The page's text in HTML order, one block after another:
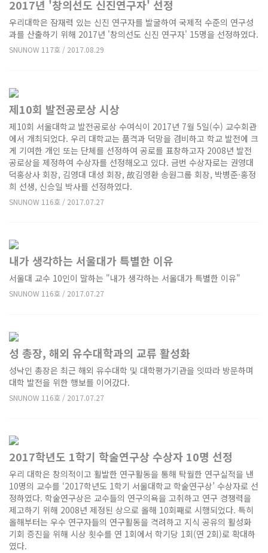
2017년 '창의선도 신진연구자' 선정
우리대학은 잠재력 있는 신진 연구자를 발굴하여 국제적 수준의 연구성
과를 산출하기 위해 2017년 '창의선도 신진 연구자' 15명을 선정하였다.
SNUNOW 117호 / 2017.08.29
제10회 발전공로상 시상
제10회 서울대학교 발전공로상 수여식이 2017년 7월 5일(수) 교수회관
에서 개최되었다. 우리 대학교는 품격과 덕망을 겸비하고 학교 발전에 크
게 기여한 개인 또는 단체를 선정하여 공로를 표창하고자 2008년 발전
공로상을 제정하여 수상자를 선정해오고 있다. 금번 수상자로는 권영대
덕홍상사 회장, 김영대 대성 회장, 故김영환 송원그룹 회장, 박병준·홍정
희 선생, 신승일 박사를 선정하였다.
SNUNOW 116호 / 2017.07.27
내가 생각하는 서울대가 특별한 이유
서울대 교수 10인이 말하는 "내가 생각하는 서울대가 특별한 이유"
SNUNOW 116호 / 2017.07.27
성 총장, 해외 유수대학과의 교류 활성화
성낙인 총장은 최근 해외 유수대학 및 대학평가기관을 잇따라 방문하며
대학 발전을 위한 행보를 이어갔다.
SNUNOW 116호 / 2017.07.27
2017학년도 1학기 학술연구상 수상자 10명 선정
우리 대학은 창의적이고 활발한 연구활동을 통해 탁월한 연구실적을 낸
10명의 교수를 ‘2017학년도 1학기 서울대학교 학술연구상’ 수상자로 선
정하였다. 학술연구상은 교수들의 연구의욕을 고취하고 연구 경쟁력을
제고하기 위해 2008년 제정된 상으로 올해 10회째로 시행되었다. 특히
올해부터는 우수 연구자들의 연구활동을 격려하고 지식 공유의 활성화
기회 증진을 위해 시상 횟수를 연 1회에서 학기당 1회(연 2회)로 확대하
였다.